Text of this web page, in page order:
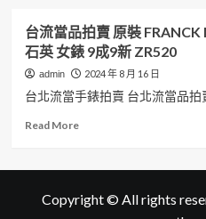
台
北
流
當
品
拍
賣
CARTIER
地
台流當品拍賣 原裝
石英 女錶 9成9新 ZR520
admin 2024 年 8 月 16 日
台北流當手錶拍賣 台北流當品拍
Read MoreRead
台
當
Copyright © All rights